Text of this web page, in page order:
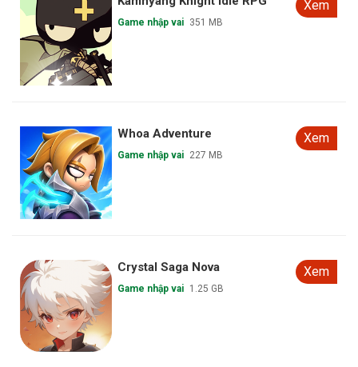
Game nhập vai 351 MB
Xem
Whoa Adventure
Game nhập vai 227 MB
Xem
Crystal Saga Nova
Game nhập vai 1.25 GB
Xem